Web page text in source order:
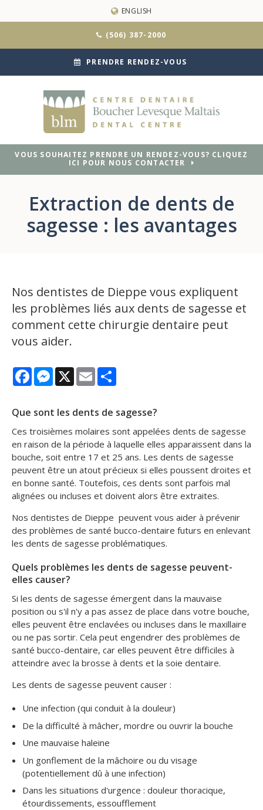
ENGLISH
(506) 387-2000
PRENDRE RENDEZ-VOUS
VOUS SOUHAITEZ PRENDRE UN RENDEZ-VOUS? CLIQUEZ
ICI POUR NOUS CONTACTER
Extraction de dents de
sagesse : les avantages
Nos dentistes de Dieppe vous expliquent
les problèmes liés aux dents de sagesse et
comment cette chirurgie dentaire peut
vous aider.
FacebookMessenger
X Email
Que sont les dents de sagesse?
Ces troisièmes molaires sont appelées dents de sagesse
en raison de la période à laquelle elles apparaissent dans la
bouche, soit entre 17 et 25 ans. Les dents de sagesse
peuvent être un atout précieux si elles poussent droites et
en bonne santé. Toutefois, ces dents sont parfois mal
alignées ou incluses et doivent alors être extraites.
Nos dentistes de Dieppe peuvent vous aider à prévenir
des problèmes de santé bucco-dentaire futurs en enlevant
les dents de sagesse problématiques.
Quels problèmes les dents de sagesse peuvent-
elles causer?
Si les dents de sagesse émergent dans la mauvaise
position ou s'il n'y a pas assez de place dans votre bouche,
elles peuvent être enclavées ou incluses dans le maxillaire
ou ne pas sortir. Cela peut engendrer des problèmes de
santé bucco-dentaire, car elles peuvent être difficiles à
atteindre avec la brosse à dents et la soie dentaire.
Les dents de sagesse peuvent causer :
Une infection (qui conduit à la douleur)
De la difficulté à mâcher, mordre ou ouvrir la bouche
Une mauvaise haleine
Un gonflement de la mâchoire ou du visage
(potentiellement dû à une infection)
Dans les situations d'urgence : douleur thoracique,
étourdissements, essoufflement